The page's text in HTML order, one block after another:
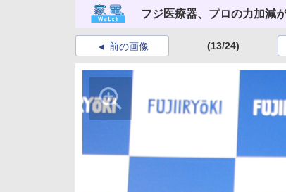
フジ医療器、プロの力加減
前の画像 (13/24)